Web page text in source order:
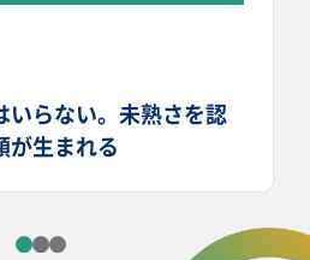
いらない。未熟さを認
が生まれる